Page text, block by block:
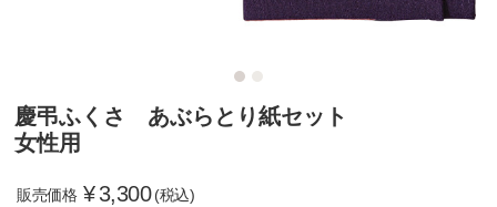
慶弔ふくさ あぶらとり紙セット
女性用
販売価格 ¥3,300 (税込)